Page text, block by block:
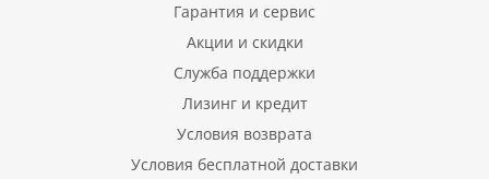
Гарантия и сервис
Акции и скидки
Служба поддержки
Лизинг и кредит
Условия возврата
Условия бесплатной доставки